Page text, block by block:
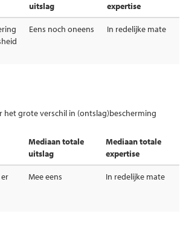
uitslag
expertise
Eens noch oneens In redelijke mate
grote verschil in (ontslag)bescherming
Mediaan totale
uitslag
Mediaan totale
expertise
Mee eens In redelijke mate